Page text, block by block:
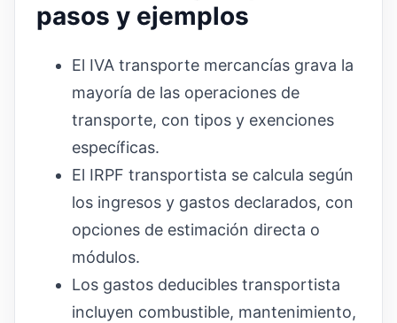
pasos y ejemplos
El IVA transporte mercancías grava la
mayoría de las operaciones de
transporte, con tipos y exenciones
específicas.
El IRPF transportista se calcula según
los ingresos y gastos declarados, con
opciones de estimación directa o
módulos.
Los gastos deducibles transportista
incluyen combustible, mantenimiento,